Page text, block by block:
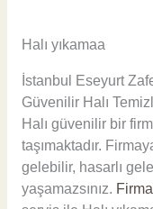
Halı yıkamaa
İstanbul Eseyurt
Güvenilir Halı
Halı güvenilir bir
taşımaktadır.
gelebilir, hasarlı
yaşamazsınız.